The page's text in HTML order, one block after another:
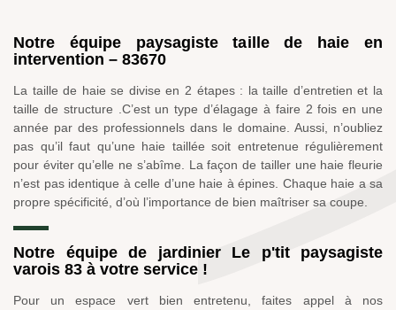
Notre équipe paysagiste taille de haie en
intervention – 83670
La taille de haie se divise en 2 étapes : la taille d’entretien et la
taille de structure .C’est un type d’élagage à faire 2 fois en une
année par des professionnels dans le domaine. Aussi, n’oubliez
pas qu’il faut qu’une haie taillée soit entretenue régulièrement
pour éviter qu’elle ne s’abîme. La façon de tailler une haie fleurie
n’est pas identique à celle d’une haie à épines. Chaque haie a sa
propre spécificité, d’où l’importance de bien maîtriser sa coupe.
Notre équipe de jardinier Le p'tit paysagiste
varois 83 à votre service !
Pour un espace vert bien entretenu, faites appel à nos